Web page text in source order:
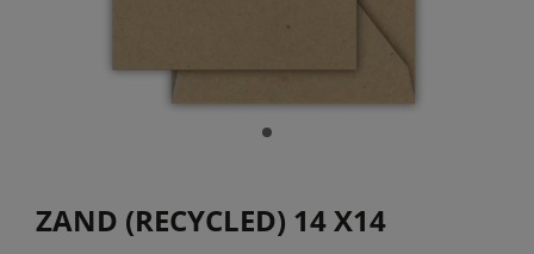
ZAND (RECYCLED) 14 X14